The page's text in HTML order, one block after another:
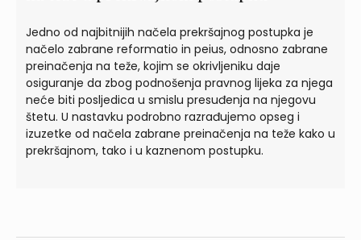
Jedno od najbitnijih načela prekršajnog postupka je
načelo zabrane reformatio in peius, odnosno zabrane
preinačenja na teže, kojim se okrivljeniku daje
osiguranje da zbog podnošenja pravnog lijeka za njega
neće biti posljedica u smislu presuđenja na njegovu
štetu. U nastavku podrobno razrađujemo opseg i
izuzetke od načela zabrane preinačenja na teže kako u
prekršajnom, tako i u kaznenom postupku.